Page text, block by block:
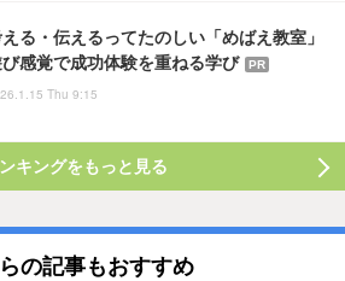
る・伝えるってたのしい「めばえ教室」
感覚で成功体験を重ねる学び
PR
Thu 9:15
キングをもっと見る
の記事もおすすめ